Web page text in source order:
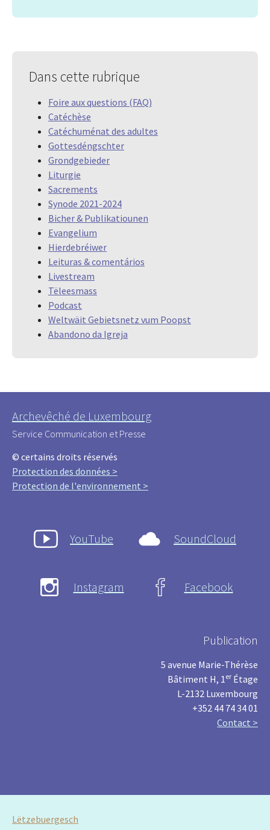
Dans cette rubrique
Foire aux questions (FAQ)
Catéchèse
Catéchuménat des adultes
Gottesdéngschter
Grondgebieder
Liturgie
Sacrements
Synode 2021-2024
Bicher & Publikatiounen
Evangelium
Hierdebréiwer
Leituras & comentários
Livestream
Tëleesmass
Podcast
Weltwäit Gebietsnetz vum Poopst
Abandono da Igreja
Archevêché de Luxembourg
Service Communication et Presse
© certains droits réservés
Protection des données >
Protection de l'environnement >
YouTube SoundCloud
Instagram Facebook
Publication
5 avenue Marie-Thérèse
Bâtiment H, 1 er Étage
L-2132 Luxembourg
+352 44 74 34 01
Contact >
Lëtzebuergesch